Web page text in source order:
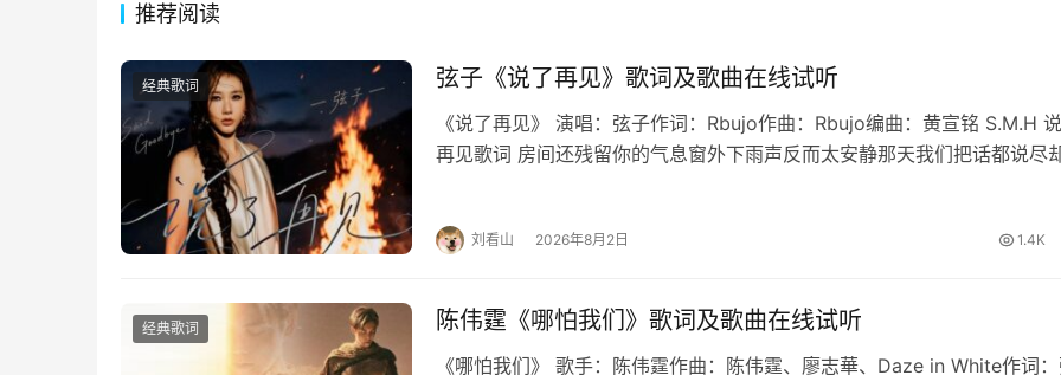
推荐阅读
经典歌词 弦子《说了再见》歌词及歌曲在线试听
《说了再见》 演唱：弦子作词：Rbujo作曲：Rbujo编曲：黄宣铭 S.M.H
再见歌词 房间还残留你的气息窗外下雨声反而太安静那天我们把话都说尽
刘看山 2026年8月2日 1.4K
经典歌词 陈伟霆《哪怕我们》歌词及歌曲在线试听
《哪怕我们》 歌手：陈伟霆作曲：陈伟霆、廖志華、Daze in White作词